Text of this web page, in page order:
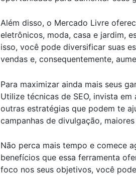
Além disso, o Mercado Livre
eletrônicos, moda, casa e jardim,
isso, você pode diversificar suas
vendas e, consequentemente,
Para maximizar ainda mais seus
Utilize técnicas de SEO, invista
outras estratégias que podem te
campanhas de divulgação,
Não perca mais tempo e comece
benefícios que essa ferramenta
foco nos seus objetivos, você